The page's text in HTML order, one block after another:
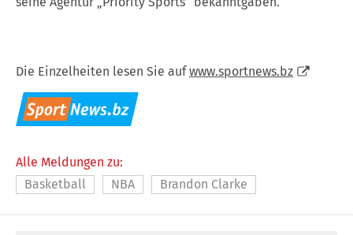
Die Einzelheiten lesen Sie aufwww.sportnews.bz
Alle Meldungen zu:
Basketball
NBA Brandon Clarke